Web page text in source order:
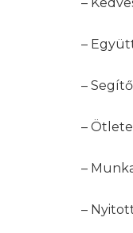
–
–
–
–
–